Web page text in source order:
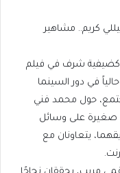
كريم.. مشاهير
كضيفية شرف في فيلم
في دور السينما
حول محمد فني
صغيرة على وسائل
يتعاونان مع